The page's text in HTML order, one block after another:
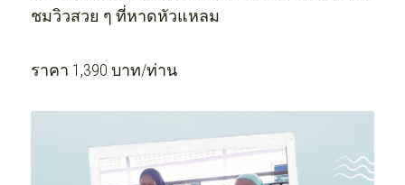
ชมวิวสวย ๆ ที่หาดหัวแหลม
ราคา 1,390 บาท/ท่าน